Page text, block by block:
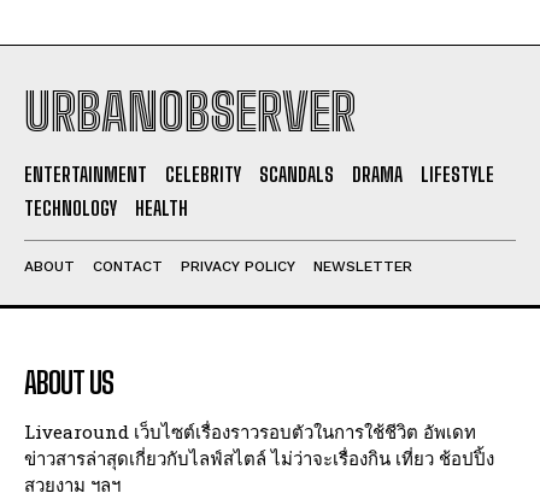
I've read and accept the
URBANOBSERVER
ENTERTAINMENT CELEBRITY SCANDALS DRAMA
LIFESTYLE
TECHNOLOGY
HEALTH
ABOUT CONTACT PRIVACY POLICY NEWSLETTER
ABOUT US
Livearound เว็บไซต์เรื่องราวรอบตัวในการใช้ชีวิต อัพเดท
ข่าวสารล่าสุดเกี่ยวกับไลฟ์สไตล์ ไม่ว่าจะเรื่องกิน เที่ยว ช้อปปิ้ง
สวยงาม ฯลฯ